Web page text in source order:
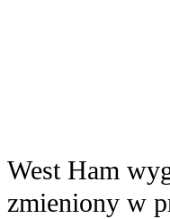
West Ham
zmieniony w